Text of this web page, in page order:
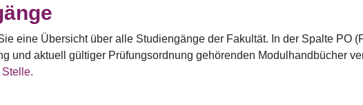
eine Übersicht über alle Studiengänge der Fakultät. In der Spalte PO
und aktuell gültiger Prüfungsordnung gehörenden Modulhandbücher